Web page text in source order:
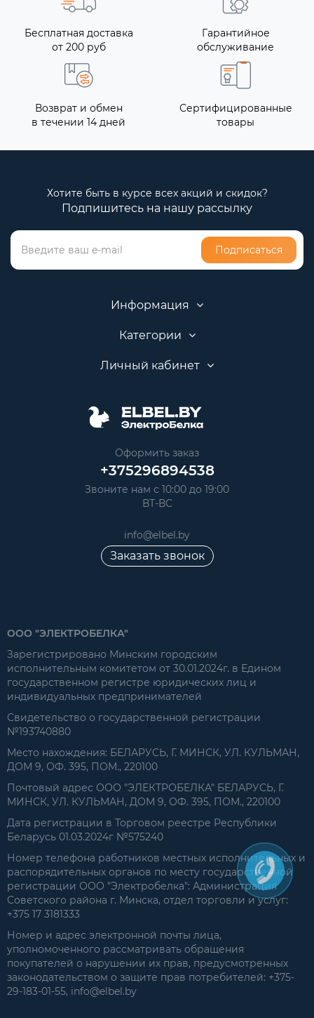
Бесплатная доставка
от 200 руб
Гарантийное
обслуживание
Возврат и обмен
в течении 14 дней
Сертифицированные
товары
Хотите быть в курсе всех акций и скидок?
Подпишитесь на нашу рассылку
Подписаться
Информация
Категории
Личный кабинет
Оформить заказ
+375296894538
Звоните нам с 10:00 до 19:00
ВТ-ВС
info@elbel.by
Заказать звонок
ООО "ЭЛЕКТРОБЕЛКА"
Зарегистрировано Минским городским
исполнительным комитетом от 30.01.2024г. в Едином
государственном регистре юридических лиц и
индивидуальных предпринимателей
Свидетельство о государственной регистрации
№193740880
Место нахождения: БЕЛАРУСЬ, Г. МИНСК, УЛ. КУЛЬМАН,
ДОМ 9, ОФ. 395, ПОМ., 220100
Почтовый адрес ООО "ЭЛЕКТРОБЕЛКА" БЕЛАРУСЬ, Г.
МИНСК, УЛ. КУЛЬМАН, ДОМ 9, ОФ. 395, ПОМ., 220100
Дата регистрации в Торговом реестре Республики
Беларусь 01.03.2024г №575240
Номер телефона работников местных исполнительных и
распорядительных органов по месту государственной
регистрации ООО "Электробелка": Администрация
Советского района г. Минска, отдел торговли и услуг:
+375 17 3181333
Номер и адрес электронной почты лица,
уполномоченного рассматривать обращения
покупателей о нарушении их прав, предусмотренных
законодательством о защите прав потребителей: +375-
29-183-01-55, info@elbel.by